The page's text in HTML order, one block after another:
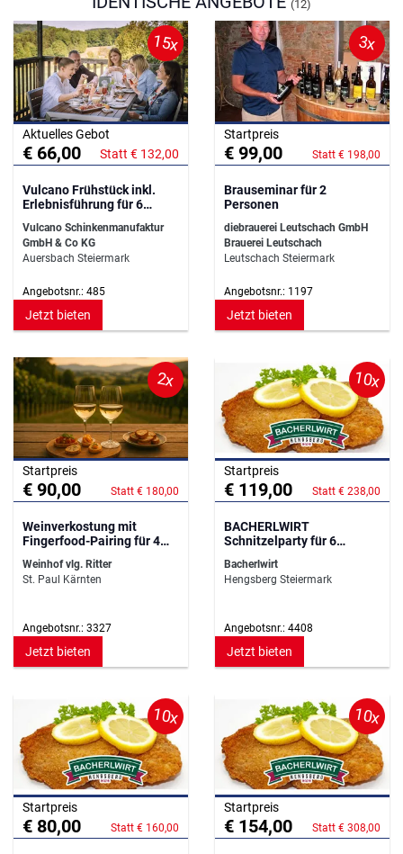
(12)
15x
Aktuelles Gebot
€ 66,00 Statt € 132,00
Vulcano Frühstück inkl.
Erlebnisführung für 6
Vulcano Schinkenmanufaktur
GmbH & Co KG
Auersbach Steiermark
Angebotsnr.: 485
Jetzt bieten
3x
Startpreis
€ 99,00 Statt € 198,00
Brauseminar für 2
Personen
diebrauerei Leutschach GmbH
Brauerei Leutschach
Leutschach Steiermark
Angebotsnr.: 1197
Jetzt bieten
2x
Startpreis
€ 90,00 Statt € 180,00
Weinverkostung mit
Fingerfood-Pairing für 4
Weinhof vlg. Ritter
St. Paul Kärnten
Angebotsnr.: 3327
Jetzt bieten
10x
Startpreis
€ 119,00 Statt € 238,00
BACHERLWIRT
Schnitzelparty für 6
Bacherlwirt
Hengsberg Steiermark
Angebotsnr.: 4408
Jetzt bieten
10x
Startpreis
€ 80,00 Statt € 160,00
10x
Startpreis
€ 154,00 Statt € 308,00